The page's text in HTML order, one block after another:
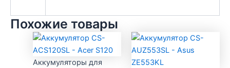
Похожие товары
Аккумуляторы для